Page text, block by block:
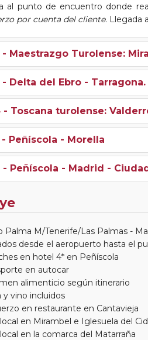
al punto de encuentro donde
por cuenta del cliente. Llegada
- Maestrazgo Turolense:
- Delta del Ebro - Tarragona.
- Toscana turolense:
- Peñíscola - Morella
- Peñíscola - Madrid -
Palma M/Tenerife/Las Palmas -
desde el aeropuerto hasta el
en hotel 4* en Peñíscola
en autocar
alimenticio según itinerario
y vino incluidos
en restaurante en Cantavieja
en Mirambel e Iglesuela del Cid
en la comarca del Matarraña